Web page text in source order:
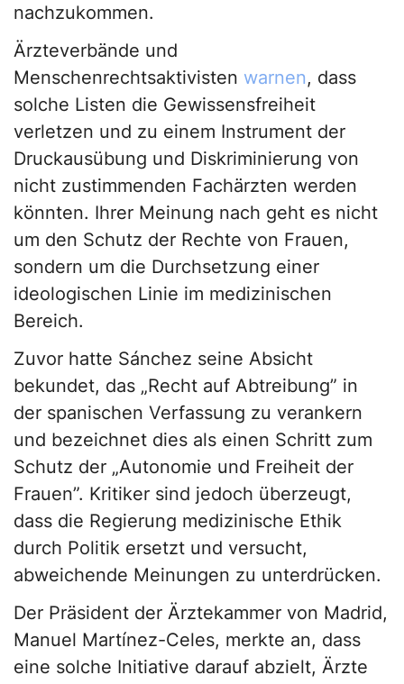
nachzukommen.
Ärzteverbände und
Menschenrechtsaktivisten warnen, dass
solche Listen die Gewissensfreiheit
verletzen und zu einem Instrument der
Druckausübung und Diskriminierung von
nicht zustimmenden Fachärzten werden
könnten. Ihrer Meinung nach geht es nicht
um den Schutz der Rechte von Frauen,
sondern um die Durchsetzung einer
ideologischen Linie im medizinischen
Bereich.
Zuvor hatte Sánchez seine Absicht
bekundet, das „Recht auf Abtreibung” in
der spanischen Verfassung zu verankern
und bezeichnet dies als einen Schritt zum
Schutz der „Autonomie und Freiheit der
Frauen”. Kritiker sind jedoch überzeugt,
dass die Regierung medizinische Ethik
durch Politik ersetzt und versucht,
abweichende Meinungen zu unterdrücken.
Der Präsident der Ärztekammer von Madrid,
Manuel Martínez-Celes, merkte an, dass
eine solche Initiative darauf abzielt, Ärzte